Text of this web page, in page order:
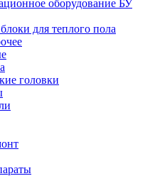
оборудование БУ
для теплого пола
головки